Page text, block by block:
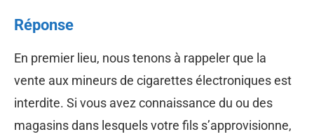
Réponse
En premier lieu, nous tenons à rappeler que la
vente aux mineurs de cigarettes électroniques est
interdite. Si vous avez connaissance du ou des
magasins dans lesquels votre fils s’approvisionne,